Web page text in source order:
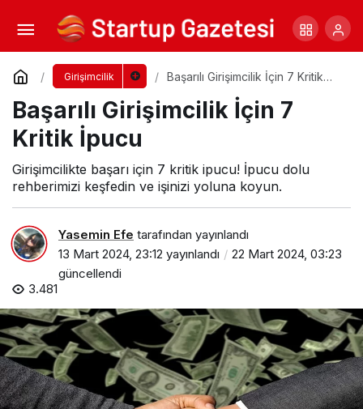
Girişimcilik
Başarılı Girişimcilik İçin 7 Kritik
Başarılı Girişimcilik İçin 7
Kritik İpucu
Girişimcilikte başarı için 7 kritik ipucu! İpucu dolu
rehberimizi keşfedin ve işinizi yoluna koyun.
Yasemin Efe tarafından yayınlandı
13 Mart 2024, 23:12 yayınlandı
22 Mart 2024, 03:23
güncellendi
3.481
Kadınların Zirvesi: Onurlandırılan İsimler
Yorum Yap Paylaş